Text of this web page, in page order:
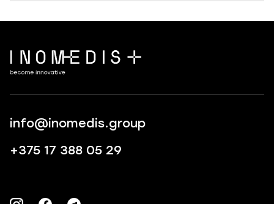
info@inomedis.group
+375 17 388 05 29